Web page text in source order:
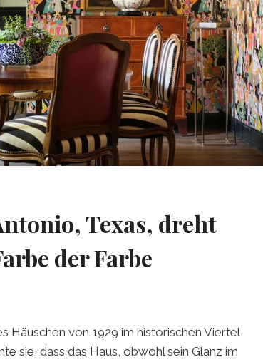
Texas, dreht
der Farbe
Häuschen von 1929 im historischen Viertel
sie, dass das Haus, obwohl sein Glanz im